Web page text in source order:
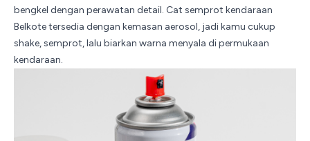
bengkel dengan perawatan detail. Cat semprot kendaraan
Belkote tersedia dengan kemasan aerosol, jadi kamu cukup
shake, semprot, lalu biarkan warna menyala di permukaan
kendaraan.